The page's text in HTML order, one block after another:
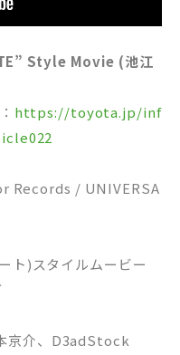
Style Movie (池江
https://toyota.jp/inf
Records / UNIVERSA
ト)スタイルムービー
京介、D3adStock